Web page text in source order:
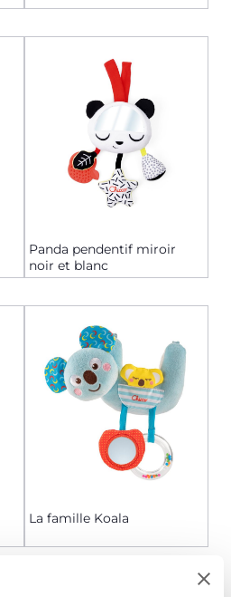
Panda pendentif miroir
noir et blanc
La famille Koala